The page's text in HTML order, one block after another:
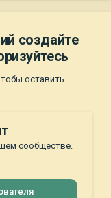
создайте
оставить
сообществе.